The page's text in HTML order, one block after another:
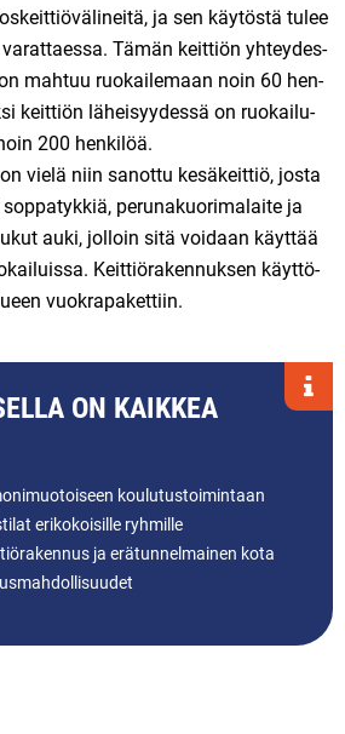
ja sen käy­tös­tä tu­lee
Tämän keit­ti­ön yh­tey­des­
mah­tuu ruokailemaan noin 60 hen­
keittiön läheisyydessä on ruo­kai­lu­
200 hen­ki­löä.
vielä niin sanottu kesä­keit­tiö, jos­ta
pe­ru­na­kuo­ri­ma­lai­te ja
auki, jol­loin sitä voi­daan käyt­tää
Keit­ti­ö­ra­ken­nuk­sen käyt­tö­
vuok­ra­pa­ket­tiin.
ON KAIKKEA
koulutustoimintaan
erikokoisille ryhmille
ja erätunnelmainen kota